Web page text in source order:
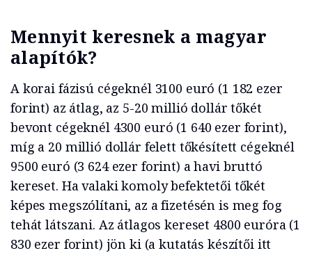
Mennyit keresnek a magyar
alapítók?
A korai fázisú cégeknél 3100 euró (1 182 ezer
forint) az átlag, az 5-20 millió dollár tőkét
bevont cégeknél 4300 euró (1 640 ezer forint),
míg a 20 millió dollár felett tőkésített cégeknél
9500 euró (3 624 ezer forint) a havi bruttó
kereset. Ha valaki komoly befektetői tőkét
képes megszólítani, az a fizetésén is meg fog
tehát látszani. Az átlagos kereset 4800 euróra (1
830 ezer forint) jön ki (a kutatás készítői itt